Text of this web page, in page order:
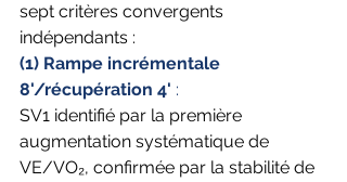
sept critères convergents
indépendants :
(1) Rampe incrémentale
8'/récupération 4' :
SV1 identifié par la première
augmentation systématique de
VE/VO₂, confirmée par la stabilité de